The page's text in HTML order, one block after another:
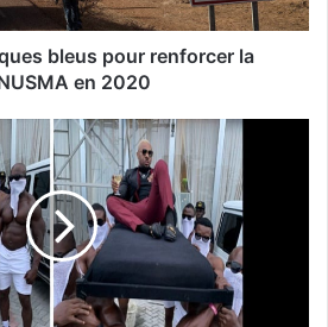
bleus pour renforcer la
en 2020